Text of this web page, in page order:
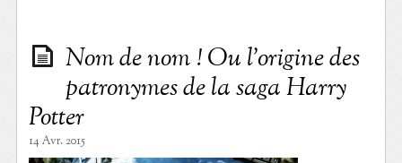
Nom de nom ! Ou l’origine des
patronymes de la saga Harry
Potter
14 Avr. 2015